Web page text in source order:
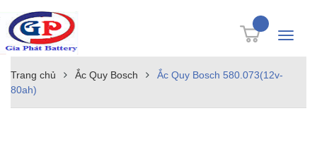
Toggle
Trang chủ Ắc Quy Bosch
Ắc Quy Bosch 580.073(12v-
80ah)